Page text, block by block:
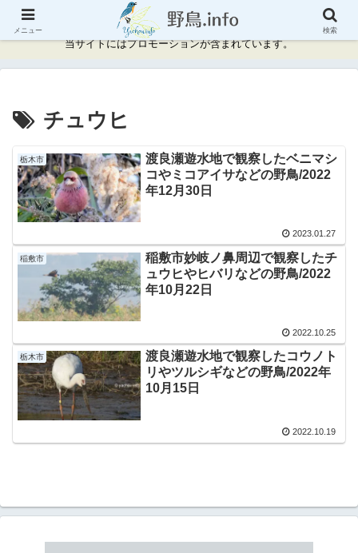
神奈川県周辺の野鳥情報と記録
当サイトにはプロモーションが含まれています。
チュウヒ
栃木市
渡良瀬遊水地で観察したベニマシ
コやミコアイサなどの野鳥/2022
年12月30日
2023.01.27
稲敷市
稲敷市妙岐ノ鼻周辺で観察したチ
ュウヒやヒバリなどの野鳥/2022
年10月22日
2022.10.25
栃木市
渡良瀬遊水地で観察したコウノト
リやツルシギなどの野鳥/2022年
10月15日
2022.10.19
メニュー 検索